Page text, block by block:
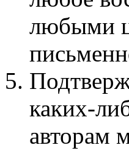
любыми
каких-
авторам